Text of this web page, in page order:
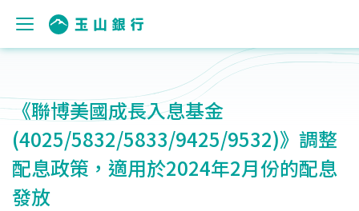
《聯博美國成長入息基金
(4025/5832/5833/9425/9532)》調整
配息政策，適用於2024年2月份的配息
發放